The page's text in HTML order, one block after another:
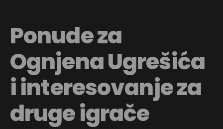
Ponude za
Ognjena Ugrešića
i interesovanje za
druge igrače